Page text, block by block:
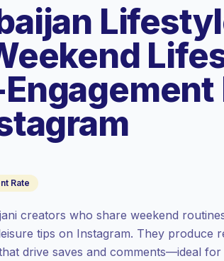
Rate
creators who share weekend
tips on Instagram. They produce
drive saves and comments—ideal
рынок
за контакт.
(48.3%
конвертируются,